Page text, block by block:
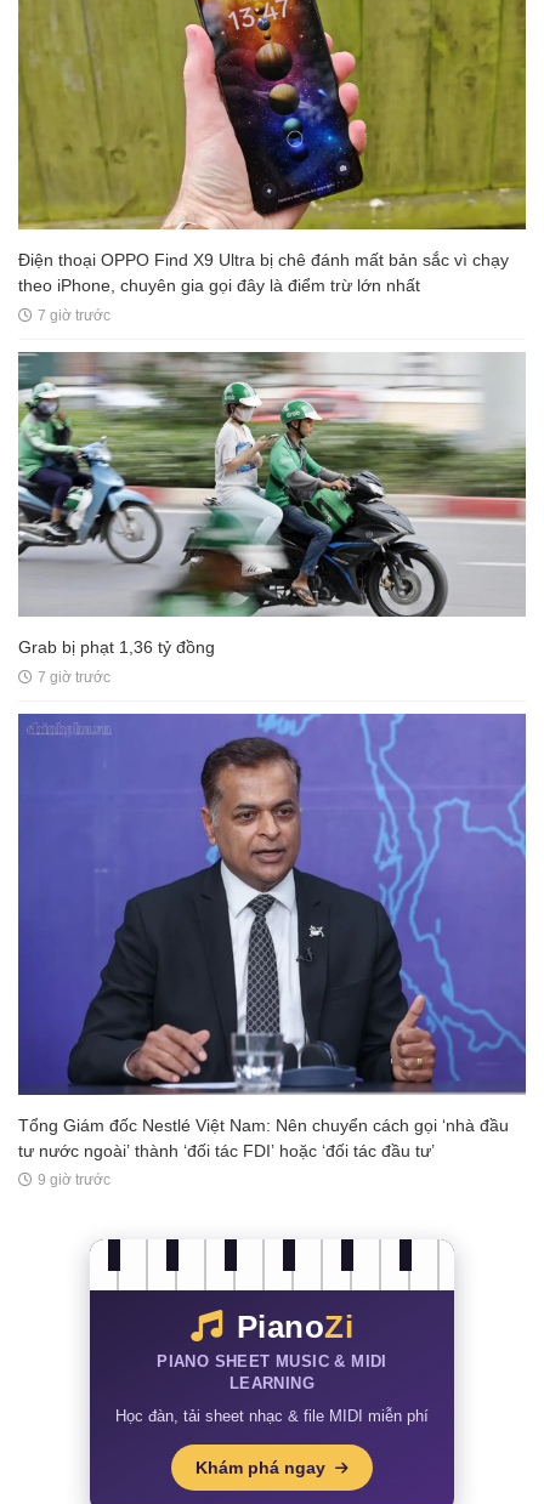
Điện thoại OPPO Find X9 Ultra bị chê đánh mất bản sắc vì chạy
theo iPhone, chuyên gia gọi đây là điểm trừ lớn nhất
7 giờ trước
Grab bị phạt 1,36 tỷ đồng
7 giờ trước
Tổng Giám đốc Nestlé Việt Nam: Nên chuyển cách gọi ‘nhà đầu
tư nước ngoài’ thành ‘đối tác FDI’ hoặc ‘đối tác đầu tư’
9 giờ trước
PianoZi
PIANO SHEET MUSIC & MIDI
LEARNING
Học đàn, tải sheet nhạc & file MIDI miễn phí
Khám phá ngay